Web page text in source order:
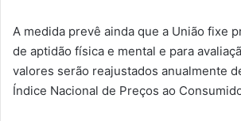
A medida prevê ainda que a União fixe
de aptidão física e mental e para
valores serão reajustados anualmente
Índice Nacional de Preços ao